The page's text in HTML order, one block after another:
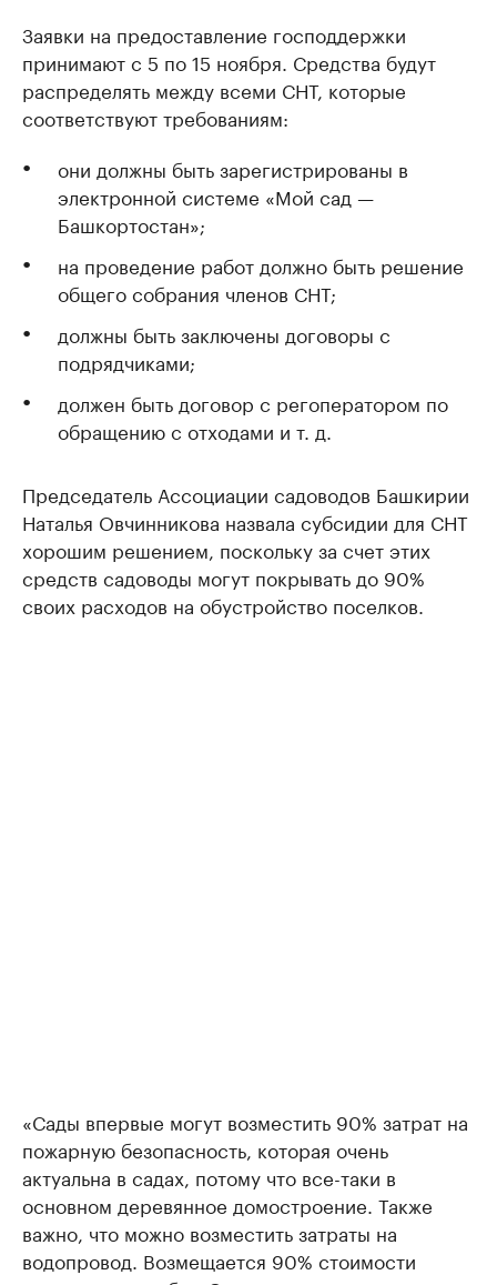
Заявки на предоставление господдержки
принимают с 5 по 15 ноября. Средства будут
распределять между всеми СНТ, которые
соответствуют требованиям:
они должны быть зарегистрированы в
электронной системе «Мой сад —
Башкортостан»;
на проведение работ должно быть решение
общего собрания членов СНТ;
должны быть заключены договоры с
подрядчиками;
должен быть договор с регоператором по
обращению с отходами и т. д.
Председатель Ассоциации садоводов Башкирии
Наталья Овчинникова назвала субсидии для СНТ
хорошим решением, поскольку за счет этих
средств садоводы могут покрывать до 90%
своих расходов на обустройство поселков.
«Сады впервые могут возместить 90% затрат на
пожарную безопасность, которая очень
актуальна в садах, потому что все-таки в
основном деревянное домостроение. Также
важно, что можно возместить затраты на
водопровод. Возмещается 90% стоимости